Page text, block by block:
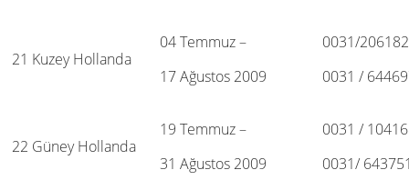
21 Kuzey Hollanda
04 Temmuz –
17 Ağustos 2009
0031/
0031 /
22 Güney Hollanda
19 Temmuz –
31 Ağustos 2009
0031 /
0031/